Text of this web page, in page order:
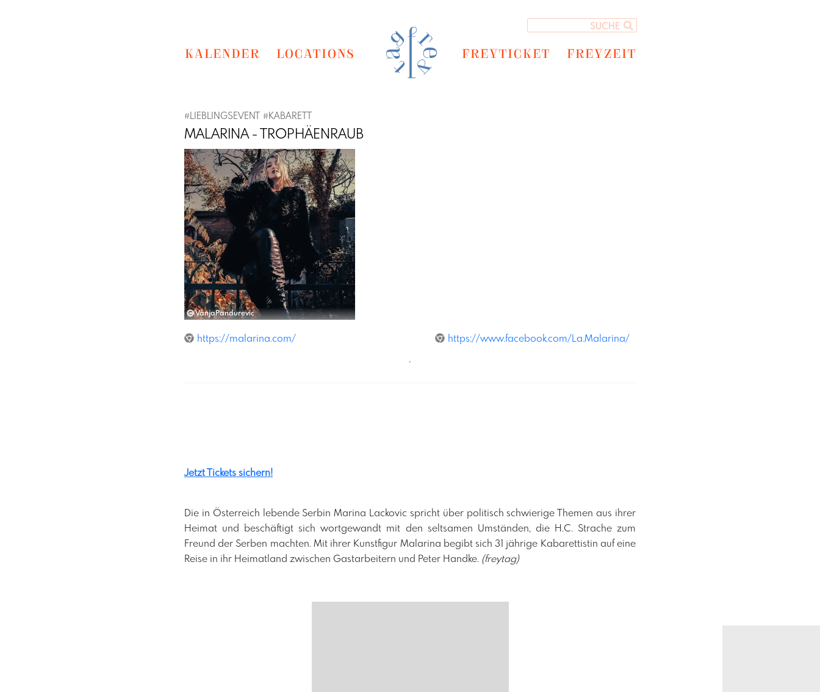
KALENDER LOCATIONS FREYTICKET FREYZEIT
#LIEBLINGSEVENT #KABARETT
MALARINA - TROPHÄENRAUB
VanjaPandurevic
Previous Next
https://malarina.com/ https://www.facebook.com/La.Malarina/
´
Jetzt Tickets sichern!
Die in Österreich lebende Serbin Marina Lackovic spricht über politisch schwierige Themen aus ihrer
Heimat und beschäftigt sich wortgewandt mit den seltsamen Umständen, die H.C. Strache zum
Freund der Serben machten. Mit ihrer Kunstfigur Malarina begibt sich 31 jährige Kabarettistin auf eine
Reise in ihr Heimatland zwischen Gastarbeitern und Peter Handke. (freytag)